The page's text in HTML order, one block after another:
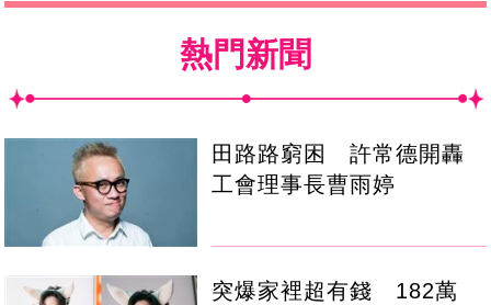
熱門新聞
田路路窮困 許常德開轟
工會理事長曹雨婷
突爆家裡超有錢 182萬